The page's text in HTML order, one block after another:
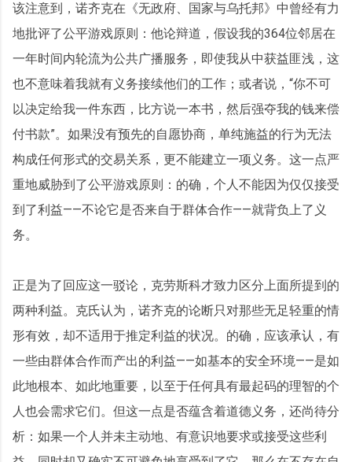
该注意到，诺齐克在《无政府、国家与乌托邦》中曾经有力
地批评了公平游戏原则：他论辩道，假设我的364位邻居在
一年时间内轮流为公共广播服务，即使我从中获益匪浅，这
也不意味着我就有义务接续他们的工作；或者说，“你不可
以决定给我一件东西，比方说一本书，然后强夺我的钱来偿
付书款”。如果没有预先的自愿协商，单纯施益的行为无法
构成任何形式的交易关系，更不能建立一项义务。这一点严
重地威胁到了公平游戏原则：的确，个人不能因为仅仅接受
到了利益——不论它是否来自于群体合作——就背负上了义
务。
正是为了回应这一驳论，克劳斯科才致力区分上面所提到的
两种利益。克氏认为，诺齐克的论断只对那些无足轻重的情
形有效，却不适用于推定利益的状况。的确，应该承认，有
一些由群体合作而产出的利益——如基本的安全环境——是如
此地根本、如此地重要，以至于任何具有最起码的理智的个
人也会需求它们。但这一点是否蕴含着道德义务，还尚待分
析：如果一个人并未主动地、有意识地要求或接受这些利